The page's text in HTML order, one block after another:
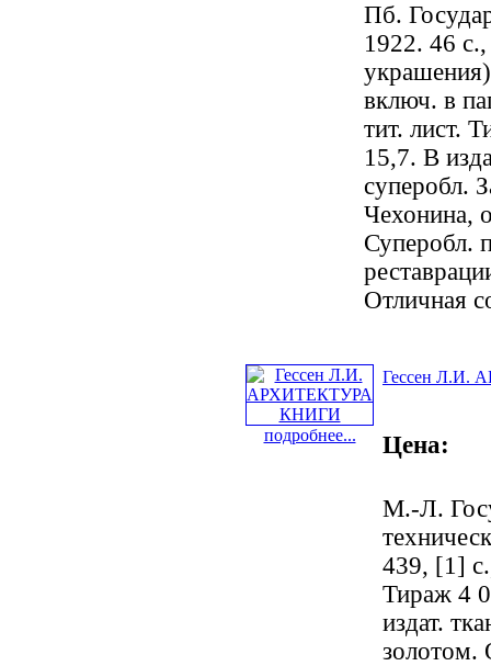
Пб.
1922. 46 с.,
включ. в
тит. лист.
15,7. В
суперобл.
Чехонина,
Суперобл.
Отличная
подробнее...
Гессен Л.И.
Цена:
М.-Л.
439, [1]
Тираж 4
издат.
золотом.